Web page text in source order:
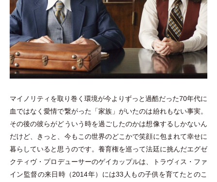
マイノリティを取り巻く環境が今よりずっと過酷だった70年代に
血ではなく愛情で繋がった 「家族 」がいたのは紛れもない事実。
その後の彼らがどういう時を過ごしたのかは想像するしかないん
だけど、きっと、今もこの世界のどこかで笑顔に包まれて幸せに
暮らしていると思うのです。養育権を巡って法廷に挑んだエグゼ
クティヴ・ プロデューサーのゲイカップルは、トラヴィス ・ ファ
イン監督の来日時 （2014年） には33人もの子供を育てたとのこ